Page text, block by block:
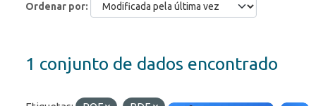
Ordenar por
1 conjunto de dados encontrado